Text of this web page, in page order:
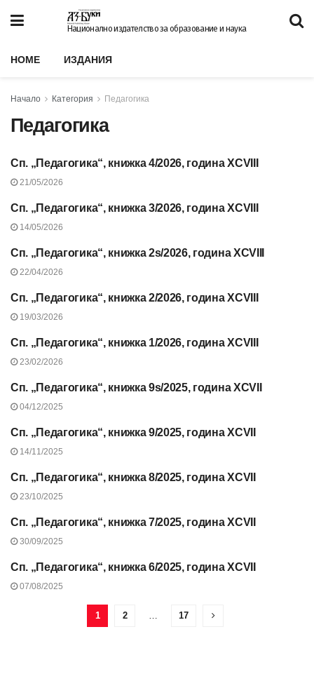
Национално издателство за образование и наука
HOME ИЗДАНИЯ
Начало Категория Педагогика
Педагогика
СЪДЪРЖАНИЕ НА СП.
Сп. „Педагогика“, книжка 4/2026, година XCVIII
21/05/2026
СЪДЪРЖАНИЕ НА СП.
Сп. „Педагогика“, книжка 3/2026, година XCVIII
14/05/2026
СЪДЪРЖАНИЕ НА СП.
Сп. „Педагогика“, книжка 2s/2026, година XCVIII
22/04/2026
СЪДЪРЖАНИЕ НА СП.
Сп. „Педагогика“, книжка 2/2026, година XCVIII
19/03/2026
СЪДЪРЖАНИЕ НА СП.
Сп. „Педагогика“, книжка 1/2026, година XCVIII
23/02/2026
СЪДЪРЖАНИЕ НА СП.
Сп. „Педагогика“, книжка 9s/2025, година XCVII
04/12/2025
СЪДЪРЖАНИЕ НА СП.
Сп. „Педагогика“, книжка 9/2025, година XCVII
14/11/2025
СЪДЪРЖАНИЕ НА СП.
Сп. „Педагогика“, книжка 8/2025, година XCVII
23/10/2025
СЪДЪРЖАНИЕ НА СП.
Сп. „Педагогика“, книжка 7/2025, година XCVII
30/09/2025
СЪДЪРЖАНИЕ НА СП.
Сп. „Педагогика“, книжка 6/2025, година XCVII
07/08/2025
1 2 … 17